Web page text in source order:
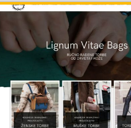
Proweb tajni agent
● Dostupan — Proweb Dizajn